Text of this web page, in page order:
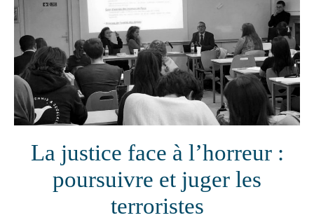
La justice face à l’horreur :
poursuivre et juger les
terroristes